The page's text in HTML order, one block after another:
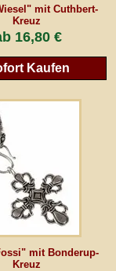
mit Cuthbert-
Kreuz
16,80 €
Kaufen
mit Bonderup-
Kreuz